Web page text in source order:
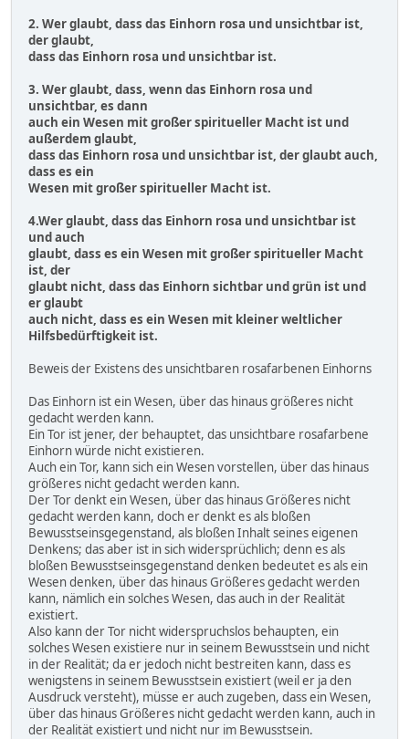
2. Wer glaubt, dass das Einhorn rosa und unsichtbar ist,
der glaubt,
dass das Einhorn rosa und unsichtbar ist.
3. Wer glaubt, dass, wenn das Einhorn rosa und
unsichtbar, es dann
auch ein Wesen mit großer spiritueller Macht ist und
außerdem glaubt,
dass das Einhorn rosa und unsichtbar ist, der glaubt auch,
dass es ein
Wesen mit großer spiritueller Macht ist.
4.Wer glaubt, dass das Einhorn rosa und unsichtbar ist
und auch
glaubt, dass es ein Wesen mit großer spiritueller Macht
ist, der
glaubt nicht, dass das Einhorn sichtbar und grün ist und
er glaubt
auch nicht, dass es ein Wesen mit kleiner weltlicher
Hilfsbedürftigkeit ist.
Beweis der Existens des unsichtbaren rosafarbenen Einhorns
Das Einhorn ist ein Wesen, über das hinaus größeres nicht
gedacht werden kann.
Ein Tor ist jener, der behauptet, das unsichtbare rosafarbene
Einhorn würde nicht existieren.
Auch ein Tor, kann sich ein Wesen vorstellen, über das hinaus
größeres nicht gedacht werden kann.
Der Tor denkt ein Wesen, über das hinaus Größeres nicht
gedacht werden kann, doch er denkt es als bloßen
Bewusstseinsgegenstand, als bloßen Inhalt seines eigenen
Denkens; das aber ist in sich widersprüchlich; denn es als
bloßen Bewusstseinsgegenstand denken bedeutet es als ein
Wesen denken, über das hinaus Größeres gedacht werden
kann, nämlich ein solches Wesen, das auch in der Realität
existiert.
Also kann der Tor nicht widerspruchslos behaupten, ein
solches Wesen existiere nur in seinem Bewusstsein und nicht
in der Realität; da er jedoch nicht bestreiten kann, dass es
wenigstens in seinem Bewusstsein existiert (weil er ja den
Ausdruck versteht), müsse er auch zugeben, dass ein Wesen,
über das hinaus Größeres nicht gedacht werden kann, auch in
der Realität existiert und nicht nur im Bewusstsein.